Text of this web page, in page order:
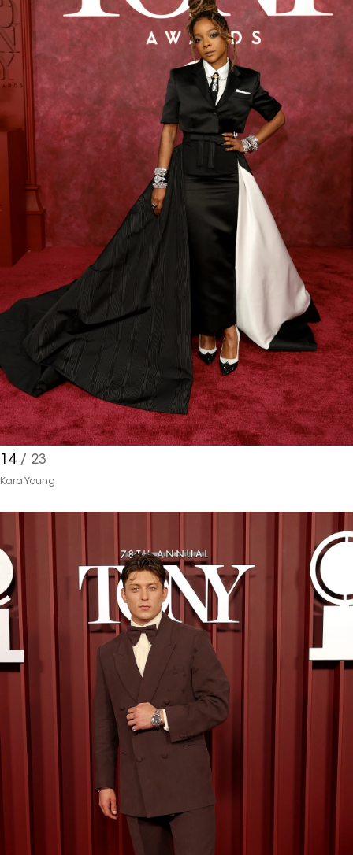
14/ 23
Kara Young